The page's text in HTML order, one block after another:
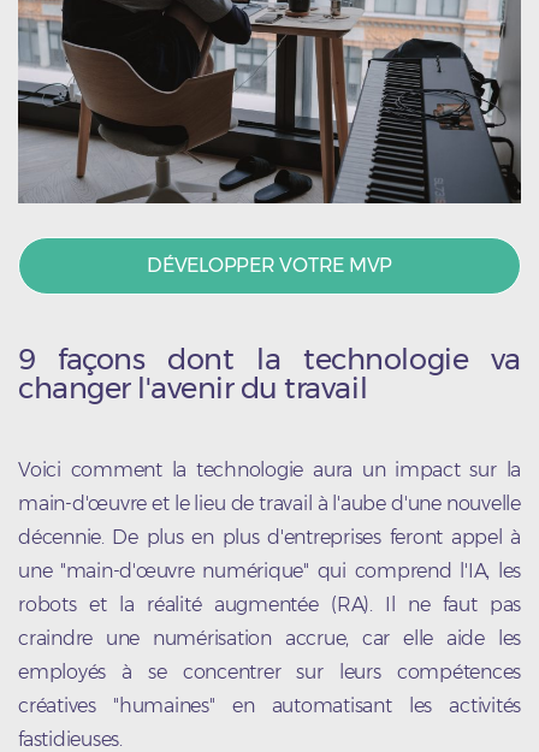
DÉVELOPPER VOTRE MVP
9 façons dont la technologie va
changer l'avenir du travail
Voici comment la technologie aura un impact sur la
main-d'œuvre et le lieu de travail à l'aube d'une nouvelle
décennie. De plus en plus d'entreprises feront appel à
une "main-d'œuvre numérique" qui comprend l'IA, les
robots et la réalité augmentée (RA). Il ne faut pas
craindre une numérisation accrue, car elle aide les
employés à se concentrer sur leurs compétences
créatives "humaines" en automatisant les activités
fastidieuses.